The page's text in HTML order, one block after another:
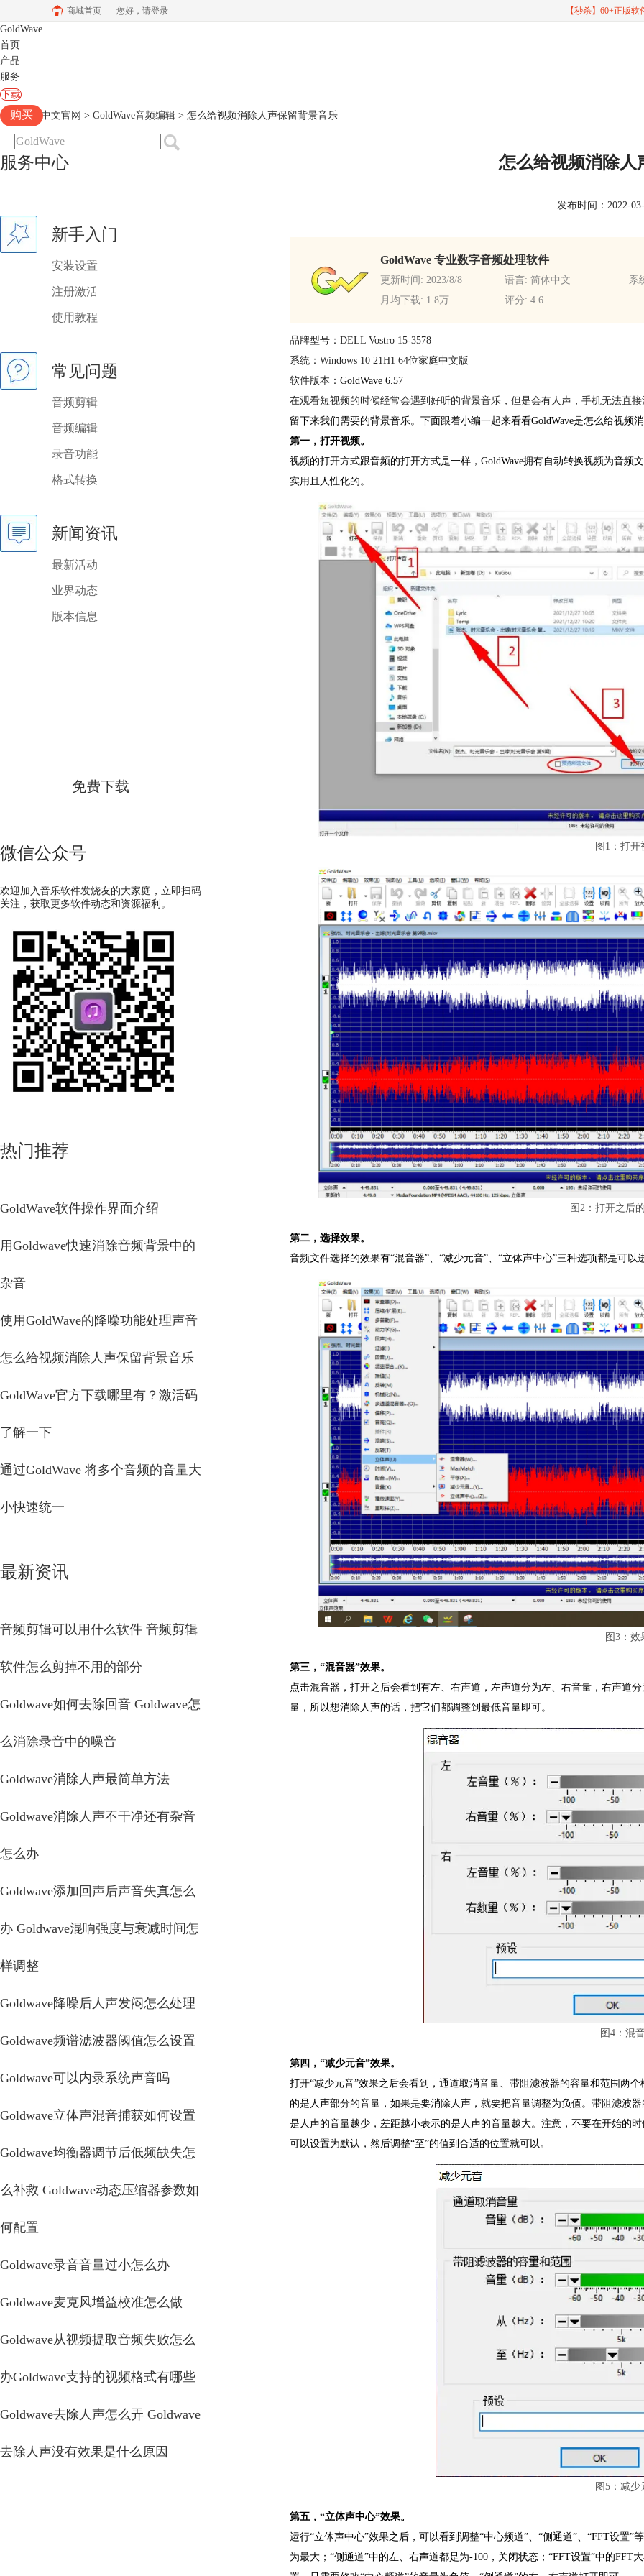
商城首页 您好， 请登录 【秒杀】60+正版
GoldWave
首页
产品
服务
下载
购买
Goldwave中文官网 > GoldWave音频编辑 > 怎么给视频消除人声保留背景音乐
服务中心
新手入门
安装设置
注册激活
使用教程
常见问题
音频剪辑
音频编辑
录音功能
格式转换
新闻资讯
最新活动
业界动态
版本信息
免费下载
微信公众号
欢迎加入音乐软件发烧友的大家庭，立即扫码
关注，获取更多软件动态和资源福利。
热门推荐
GoldWave软件操作界面介绍
用Goldwave快速消除音频背景中的
杂音
使用GoldWave的降噪功能处理声音
怎么给视频消除人声保留背景音乐
GoldWave官方下载哪里有？激活码
了解一下
通过GoldWave 将多个音频的音量大
小快速统一
最新资讯
音频剪辑可以用什么软件 音频剪辑
软件怎么剪掉不用的部分
Goldwave如何去除回音 Goldwave怎
么消除录音中的噪音
Goldwave消除人声最简单方法
Goldwave消除人声不干净还有杂音
怎么办
Goldwave添加回声后声音失真怎么
办 Goldwave混响强度与衰减时间怎
样调整
Goldwave降噪后人声发闷怎么处理
Goldwave频谱滤波器阈值怎么设置
Goldwave可以内录系统声音吗
Goldwave立体声混音捕获如何设置
Goldwave均衡器调节后低频缺失怎
么补救 Goldwave动态压缩器参数如
何配置
Goldwave录音音量过小怎么办
Goldwave麦克风增益校准怎么做
Goldwave从视频提取音频失败怎么
办Goldwave支持的视频格式有哪些
Goldwave去除人声怎么弄 Goldwave
去除人声没有效果是什么原因
怎么给视频消除人
发布时间：2022-
GoldWave 专业数字音频处理软件
更新时间: 2023/8/8 语言: 简体中文
系
月均下载: 1.8万
评分: 4.6
品牌型号：DELL Vostro 15-3578
系统：Windows 10 21H1 64位家庭中文版
软件版本：GoldWave 6.57
在观看短视频的时候经常会遇到好听的背景音乐，但是会有人声，手机无法直
留下来我们需要的背景音乐。下面跟着小编一起来看看GoldWave是怎么给视频
第一，打开视频。
视频的打开方式跟音频的打开方式是一样，GoldWave拥有自动转换视频为音
实用且人性化的。
图1：打开
图2：打开之后
第二，选择效果。
音频文件选择的效果有“混音器”、“减少元音”、“立体声中心”三种选项都是可以
图3：效
第三，“混音器”效果。
点击混音器，打开之后会看到有左、右声道，左声道分为左、右音量，右声道
量，所以想消除人声的话，把它们都调整到最低音量即可。
图4：混
第四，“减少元音”效果。
打开“减少元音”效果之后会看到，通道取消音量、带阻滤波器的容量和范围两
的是人声部分的音量，如果是要消除人声，就要把音量调整为负值。带阻滤波
是人声的音量越少，差距越小表示的是人声的音量越大。注意，不要在开始的
可以设置为默认，然后调整“至”的值到合适的位置就可以。
图5：减少
第五，“立体声中心”效果。
运行“立体声中心”效果之后，可以看到调整“中心频道”、“侧通道”、“FFT设置
为最大；“侧通道”中的左、右声道都是为-100，关闭状态；“FFT设置”中的